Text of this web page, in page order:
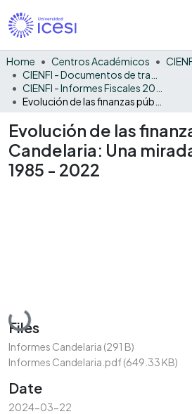
Home Centros Académicos
Evolución de las
Candelaria: Una
1985 - 2022
Loading...
Files
Informes Candelaria (291 B)
Informes Candelaria.pdf(649.33 KB)
Date
2024-03-22